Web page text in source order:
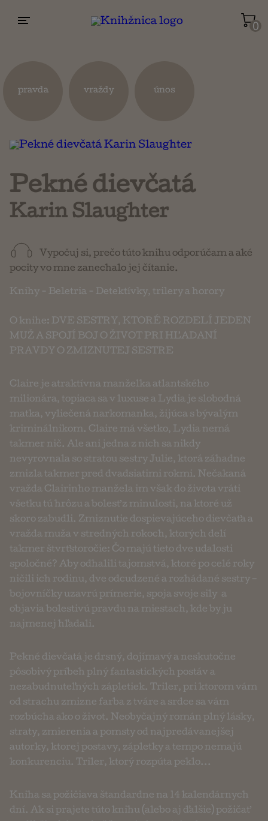
0
pravda vraždy únos
Pekné dievčatá
Karin Slaughter
Vypočuj si, prečo túto knihu odporúčam a aké
pocity vo mne zanechalo jej čítanie.
Knihy - Beletria - Detektívky, trilery a horory
O knihe: DVE SESTRY, KTORÉ ROZDELÍ JEDEN
MUŽ A SPOJÍ BOJ O ŽIVOT PRI HĽADANÍ
PRAVDY O ZMIZNUTEJ SESTRE
Claire je atraktívna manželka atlantského
milionára, topiaca sa v luxuse a Lydia je slobodná
matka, vyliečená narkomanka, žijúca s bývalým
kriminálnikom. Claire má všetko, Lydia nemá
takmer nič. Ale ani jedna z nich sa nikdy
nevyrovnala so stratou sestry Julie, ktorá záhadne
zmizla takmer pred dvadsiatimi rokmi. Nečakaná
vražda Clairinho manžela im však do života vráti
všetku tú hrôzu a bolesť z minulosti, na ktoré už
skoro zabudli. Zmiznutie dospievajúceho dievčaťa a
vražda muža v stredných rokoch, ktorých delí
takmer štvrťstoročie: Čo majú tieto dve udalosti
spoločné? Aby odhalili tajomstvá, ktoré po celé roky
ničili ich rodinu, dve odcudzené a rozhádané sestry –
bojovníčky uzavrú prímerie, spoja svoje sily… a
objavia bolestivú pravdu na miestach, kde by ju
najmenej hľadali.
Pekné dievčatá je drsný, dojímavý a neskutočne
pôsobivý príbeh plný fantastických postáv a
nezabudnuteľných zápletiek. Triler, pri ktorom vám
od strachu zmizne farba z tváre a srdce sa vám
rozbúcha ako o život. Neobyčajný román plný lásky,
straty, zmierenia a pomsty od najpredávanejšej
autorky, ktorej postavy, zápletky a tempo nemajú
konkurenciu. Triler, ktorý rozpúta peklo...
Kniha sa požičiava štandardne na 14 kalendárnych
dní. Ak si prajete túto knihu (alebo aj ďalšie) požičať